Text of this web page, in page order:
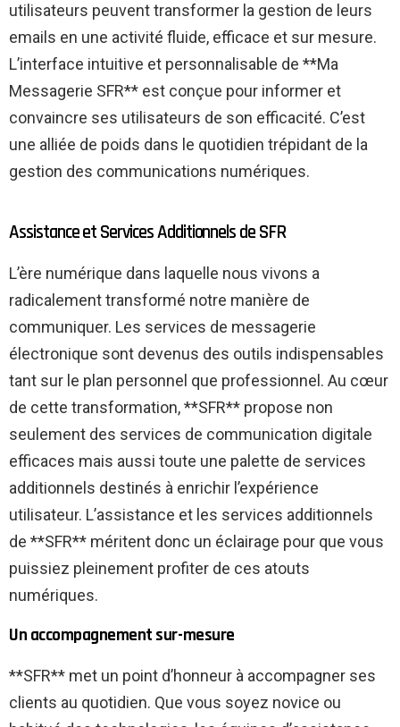
utilisateurs peuvent transformer la gestion de leurs
emails en une activité fluide, efficace et sur mesure.
L’interface intuitive et personnalisable de **Ma
Messagerie SFR** est conçue pour informer et
convaincre ses utilisateurs de son efficacité. C’est
une alliée de poids dans le quotidien trépidant de la
gestion des communications numériques.
Assistance et Services Additionnels de SFR
L’ère numérique dans laquelle nous vivons a
radicalement transformé notre manière de
communiquer. Les services de messagerie
électronique sont devenus des outils indispensables
tant sur le plan personnel que professionnel. Au cœur
de cette transformation, **SFR** propose non
seulement des services de communication digitale
efficaces mais aussi toute une palette de services
additionnels destinés à enrichir l’expérience
utilisateur. L’assistance et les services additionnels
de **SFR** méritent donc un éclairage pour que vous
puissiez pleinement profiter de ces atouts
numériques.
Un accompagnement sur-mesure
**SFR** met un point d’honneur à accompagner ses
clients au quotidien. Que vous soyez novice ou